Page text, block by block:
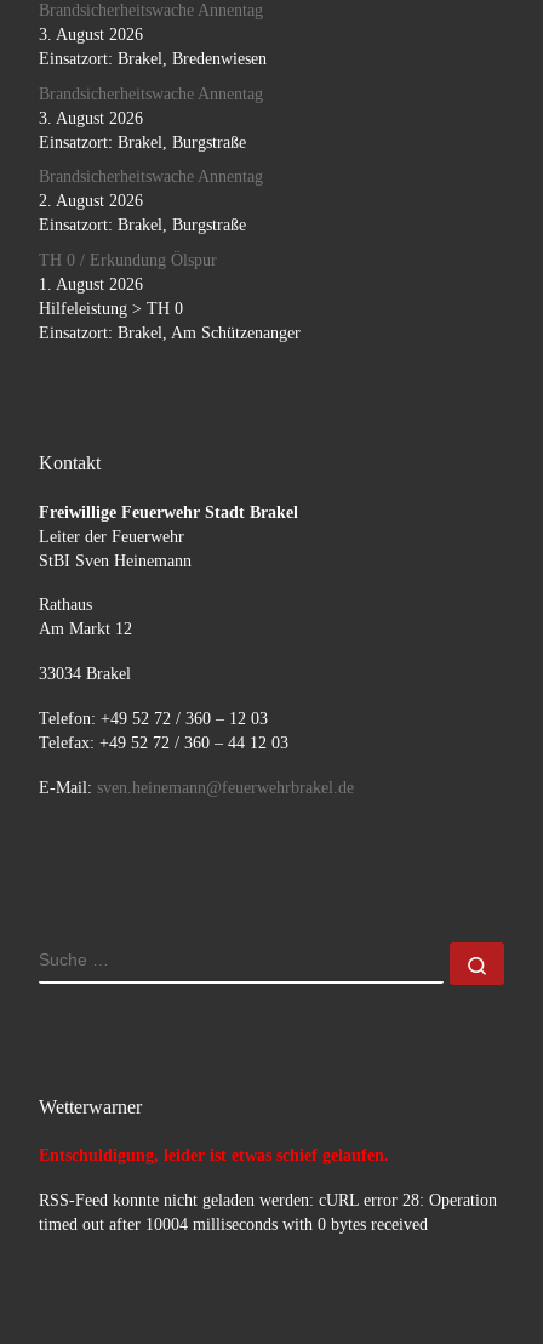
Brandsicherheitswache Annentag
3. August 2026
Einsatzort: Brakel, Bredenwiesen
Brandsicherheitswache Annentag
3. August 2026
Einsatzort: Brakel, Burgstraße
Brandsicherheitswache Annentag
2. August 2026
Einsatzort: Brakel, Burgstraße
TH 0 / Erkundung Ölspur
1. August 2026
Hilfeleistung > TH 0
Einsatzort: Brakel, Am Schützenanger
Kontakt
Freiwillige Feuerwehr Stadt Brakel
Leiter der Feuerwehr
StBI Sven Heinemann
Rathaus
Am Markt 12
33034 Brakel
Telefon: +49 52 72 / 360 – 12 03
Telefax: +49 52 72 / 360 – 44 12 03
E-Mail: sven.heinemann@feuerwehrbrakel.de
SUCHE
Wetterwarner
Entschuldigung, leider ist etwas schief gelaufen.
RSS-Feed konnte nicht geladen werden: cURL error 28: Operation
timed out after 10004 milliseconds with 0 bytes received